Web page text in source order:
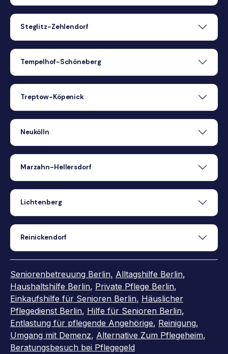
Steglitz-Zehlendorf
Tempelhof-Schöneberg
Treptow-Köpenick
Neukölln
Marzahn-Hellersdorf
Lichtenberg
Reinickendorf
Seniorenbetreuung Berlin, Alltagshilfe Berlin,
Haushaltshilfe Berlin, Private Pflege Berlin,
Einkaufshilfe für Senioren Berlin, Häuslicher
Pflegedienst Berlin, Hilfe für Senioren Berlin,
Entlastung für pflegende Angehörige, Reinigung,
Umgang mit Demenz, Alternative Zum Pflegeheim,
Beratungsbesuch bei Pflegegeld